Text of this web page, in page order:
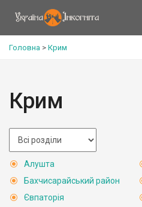
Головна > Крим
Крим
Алушта
Бахчисарайський район
Євпаторія